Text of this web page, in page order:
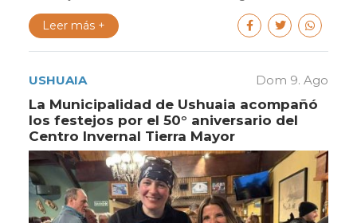
Leer más +
USHUAIA Dom 9. Ago
La Municipalidad de Ushuaia acompañó
los festejos por el 50° aniversario del
Centro Invernal Tierra Mayor